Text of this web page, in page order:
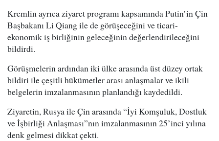
Kremlin ayrıca ziyaret programı kapsamında Putin’in Çin
Başbakanı Li Qiang ile de görüşeceğini ve ticari-
ekonomik iş birliğinin geleceğinin değerlendirileceğini
bildirdi.
Görüşmelerin ardından iki ülke arasında üst düzey ortak
bildiri ile çeşitli hükümetler arası anlaşmalar ve ikili
belgelerin imzalanmasının planlandığı kaydedildi.
Ziyaretin, Rusya ile Çin arasında “İyi Komşuluk, Dostluk
ve İşbirliği Anlaşması”nın imzalanmasının 25’inci yılına
denk gelmesi dikkat çekti.